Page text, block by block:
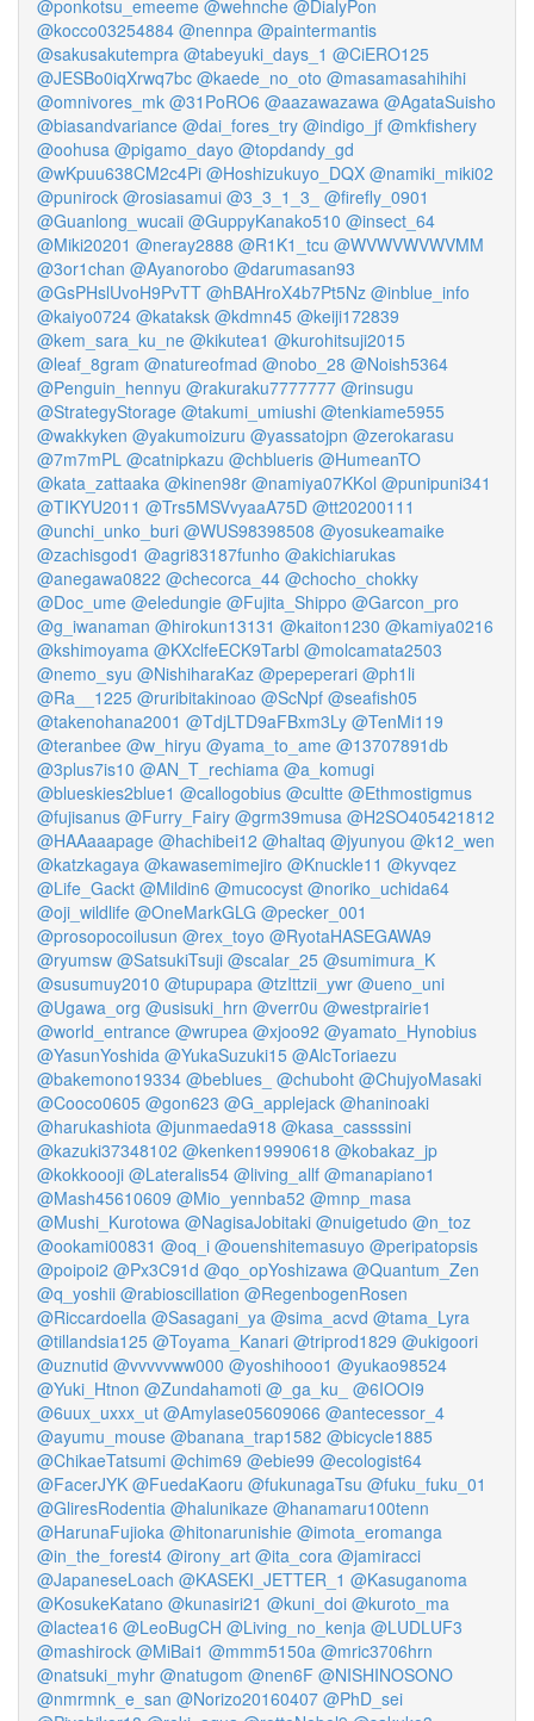
@ponkotsu_emeeme @wehnche @DialyPon
@kocco03254884 @nennpa @paintermantis
@sakusakutempra @tabeyuki_days_1 @CiERO125
@JESBo0iqXrwq7bc @kaede_no_oto @masamasahihihi
@omnivores_mk @31PoRO6 @aazawazawa @AgataSuisho
@biasandvariance @dai_fores_try @indigo_jf @mkfishery
@oohusa @pigamo_dayo @topdandy_gd
@wKpuu638CM2c4Pi @Hoshizukuyo_DQX @namiki_miki02
@punirock @rosiasamui @3_3_1_3_
@firefly_0901
@Guanlong_wucaii @GuppyKanako510 @insect_64
@Miki20201 @neray2888 @R1K1_tcu @WVWVWVWVMM
@3or1chan @Ayanorobo @darumasan93
@GsPHslUvoH9PvTT @hBAHroX4b7Pt5Nz @inblue_info
@kaiyo0724 @kataksk @kdmn45 @keiji172839
@kem_sara_ku_ne @kikutea1 @kurohitsuji2015
@leaf_8gram @natureofmad @nobo_28 @Noish5364
@Penguin_hennyu @rakuraku7777777 @rinsugu
@StrategyStorage @takumi_umiushi @tenkiame5955
@wakkyken @yakumoizuru @yassatojpn @zerokarasu
@7m7mPL @catnipkazu @chblueris @HumeanTO
@kata_zattaaka @kinen98r @namiya07KKol @punipuni341
@TIKYU2011 @Trs5MSVvyaaA75D @tt20200111
@unchi_unko_buri @WUS98398508 @yosukeamaike
@zachisgod1 @agri83187funho @akichiarukas
@anegawa0822 @checorca_44 @chocho_chokky
@Doc_ume @eledungie @Fujita_Shippo @Garcon_pro
@g_iwanaman @hirokun13131 @kaiton1230 @kamiya0216
@kshimoyama @KXclfeECK9Tarbl @molcamata2503
@nemo_syu @NishiharaKaz @pepeperari @ph1li
@Ra__1225 @ruribitakinoao @ScNpf @seafish05
@takenohana2001 @TdjLTD9aFBxm3Ly @TenMi119
@teranbee @w_hiryu @yama_to_ame @13707891db
@3plus7is10 @AN_T_rechiama @a_komugi
@blueskies2blue1 @callogobius @cultte @Ethmostigmus
@fujisanus @Furry_Fairy @grm39musa @H2SO405421812
@HAAaaapage @hachibei12 @haltaq @jyunyou @k12_wen
@katzkagaya @kawasemimejiro @Knuckle11 @kyvqez
@Life_Gackt @Mildin6 @mucocyst @noriko_uchida64
@oji_wildlife @OneMarkGLG @pecker_001
@prosopocoilusun @rex_toyo @RyotaHASEGAWA9
@ryumsw @SatsukiTsuji @scalar_25 @sumimura_K
@susumuy2010 @tupupapa @tzIttzii_ywr @ueno_uni
@Ugawa_org @usisuki_hrn @verr0u @westprairie1
@world_entrance @wrupea @xjoo92 @yamato_Hynobius
@YasunYoshida @YukaSuzuki15 @AlcToriaezu
@bakemono19334 @beblues_ @chuboht @ChujyoMasaki
@Cooco0605 @gon623 @G_applejack @haninoaki
@harukashiota @junmaeda918 @kasa_cassssini
@kazuki37348102 @kenken19990618 @kobakaz_jp
@kokkoooji @Lateralis54 @living_allf @manapiano1
@Mash45610609 @Mio_yennba52 @mnp_masa
@Mushi_Kurotowa @NagisaJobitaki @nuigetudo @n_toz
@ookami00831 @oq_i @ouenshitemasuyo @peripatopsis
@poipoi2 @Px3C91d @qo_opYoshizawa @Quantum_Zen
@q_yoshii @rabioscillation @RegenbogenRosen
@Riccardoella @Sasagani_ya @sima_acvd @tama_Lyra
@tillandsia125 @Toyama_Kanari @triprod1829 @ukigoori
@uznutid @vvvvvww000 @yoshihooo1 @yukao98524
@Yuki_Htnon @Zundahamoti @_ga_ku_
@6IOOI9
@6uux_uxxx_ut @Amylase05609066 @antecessor_4
@ayumu_mouse @banana_trap1582 @bicycle1885
@ChikaeTatsumi @chim69 @ebie99 @ecologist64
@FacerJYK @FuedaKaoru @fukunagaTsu @fuku_fuku_01
@GliresRodentia @halunikaze @hanamaru100tenn
@HarunaFujioka @hitonarunishie @imota_eromanga
@in_the_forest4 @irony_art @ita_cora @jamiracci
@JapaneseLoach @KASEKI_JETTER_1 @Kasuganoma
@KosukeKatano @kunasiri21 @kuni_doi @kuroto_ma
@lactea16 @LeoBugCH @Living_no_kenja @LUDLUF3
@mashirock @MiBai1 @mmm5150a @mric3706hrn
@natsuki_myhr @natugom @nen6F @NISHINOSONO
@nmrmnk_e_san @Norizo20160407 @PhD_sei